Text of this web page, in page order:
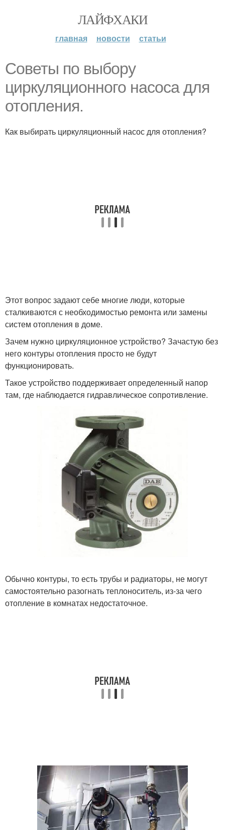
ЛАЙФХАКИ
главная новости статьи
Советы по выбору
циркуляционного насоса для
отопления.
Как выбирать циркуляционный насос для отопления?
Этот вопрос задают себе многие люди, которые
сталкиваются с необходимостью ремонта или замены
систем отопления в доме.
Зачем нужно циркуляционное устройство? Зачастую без
него контуры отопления просто не будут
функционировать.
Такое устройство поддерживает определенный напор
там, где наблюдается гидравлическое сопротивление.
Обычно контуры, то есть трубы и радиаторы, не могут
самостоятельно разогнать теплоноситель, из-за чего
отопление в комнатах недостаточное.